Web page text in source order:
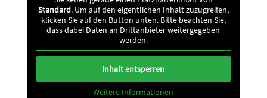
Standard. Um auf den eigentlichen Inhalt zuzugreifen,
klicken Sie auf den Button unten. Bitte beachten Sie,
dass dabei Daten an Drittanbieter weitergegeben
werden.
Inhalt entsperren
Weitere Informationen